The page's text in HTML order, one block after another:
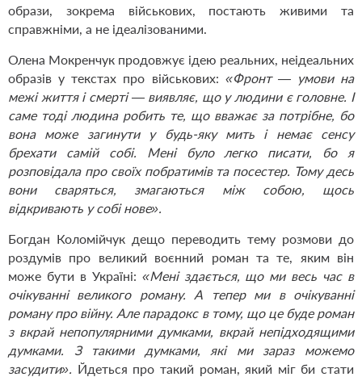
образи, зокрема військових, постають живими та
справжніми, а не ідеалізованими.
Олена Мокренчук продовжує ідею реальних, неідеальних
образів у текстах про військових: «Фронт — умови на
межі життя і смерті — виявляє, що у людини є головне. І
саме тоді людина робить те, що вважає за потрібне, бо
вона може загинути у будь-яку мить і немає сенсу
брехати самій собі. Мені було легко писати, бо я
розповідала про своїх побратимів та посестер. Тому десь
вони сваряться, змагаються між собою, щось
відкривають у собі нове».
Богдан Коломійчук дещо переводить тему розмови до
роздумів про великий воєнний роман та те, яким він
може бути в Україні: «Мені здається, що ми весь час в
очікуванні великого роману. А тепер ми в очікуванні
роману про війну. Але парадокс в тому, що це буде роман
з вкрай непопулярними думками, вкрай непідходящими
думками. З такими думками, які ми зараз можемо
засудити». Йдеться про такий роман, який міг би стати